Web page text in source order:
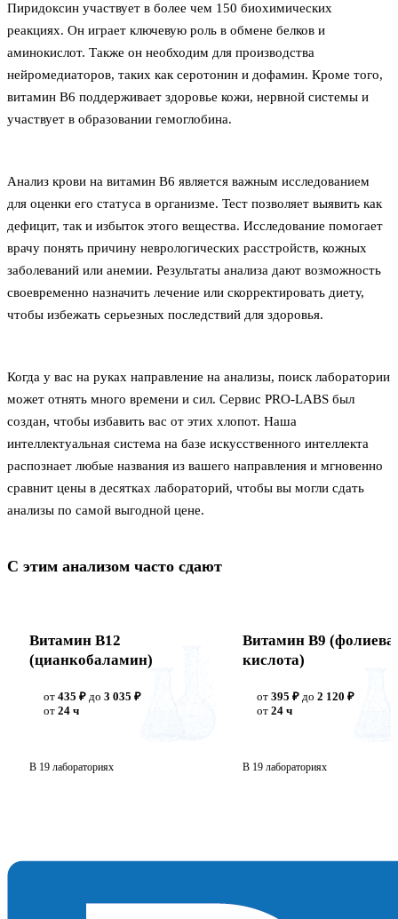
Пиридоксин участвует в более чем 150 биохимических
реакциях. Он играет ключевую роль в обмене белков и
аминокислот. Также он необходим для производства
нейромедиаторов, таких как серотонин и дофамин. Кроме того,
витамин В6 поддерживает здоровье кожи, нервной системы и
участвует в образовании гемоглобина.
Анализ крови на витамин В6 является важным исследованием
для оценки его статуса в организме. Тест позволяет выявить как
дефицит, так и избыток этого вещества. Исследование помогает
врачу понять причину неврологических расстройств, кожных
заболеваний или анемии. Результаты анализа дают возможность
своевременно назначить лечение или скорректировать диету,
чтобы избежать серьезных последствий для здоровья.
Когда у вас на руках направление на анализы, поиск лаборатории
может отнять много времени и сил. Сервис PRO-LABS был
создан, чтобы избавить вас от этих хлопот. Наша
интеллектуальная система на базе искусственного интеллекта
распознает любые названия из вашего направления и мгновенно
сравнит цены в десятках лабораторий, чтобы вы могли сдать
анализы по самой выгодной цене.
С этим анализом часто сдают
Витамин B12
(цианкобаламин)
от 435 ₽ до 3 035 ₽
от 24 ч
В 19 лабораториях
Витамин В9
кислота)
от 395 ₽ до 2 120 ₽
от 24 ч
В 19 лабораториях